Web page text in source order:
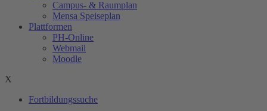
Campus- & Raumplan
Mensa Speiseplan
Plattformen
PH-Online
Webmail
Moodle
X
Fortbildungssuche